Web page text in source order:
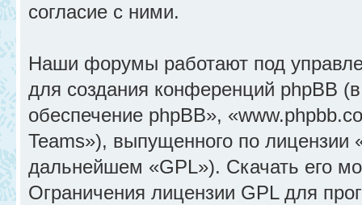
согласие с ними.
Наши форумы работают под
для создания конференций phpBB
обеспечение phpBB»,
Teams»), выпущенного по лицензии
дальнейшем «GPL»). Скачать его
Ограничения лицензии GPL для